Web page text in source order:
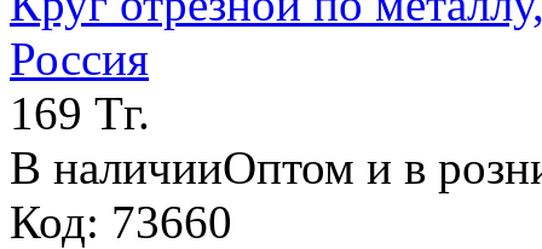
Россия
169 Тг.
В наличииОптом и в
Код: 73660